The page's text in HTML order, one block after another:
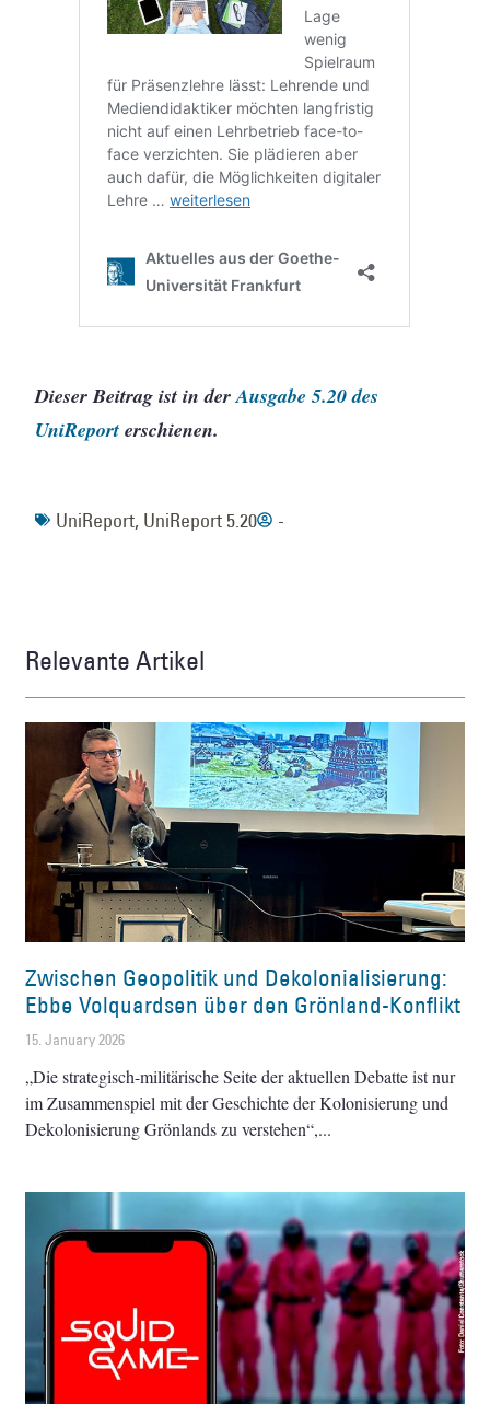
Dieser Beitrag ist in derAusgabe 5.20 des
UniReport erschienen.
UniReport, UniReport 5.20 -
Relevante Artikel
Zwischen Geopolitik und Dekolonialisierung:
Ebbe Volquardsen über den Grönland-Konflikt
15. January 2026
„Die strategisch-militärische Seite der aktuellen Debatte ist nur
im Zusammenspiel mit der Geschichte der Kolonisierung und
Dekolonisierung Grönlands zu verstehen“,